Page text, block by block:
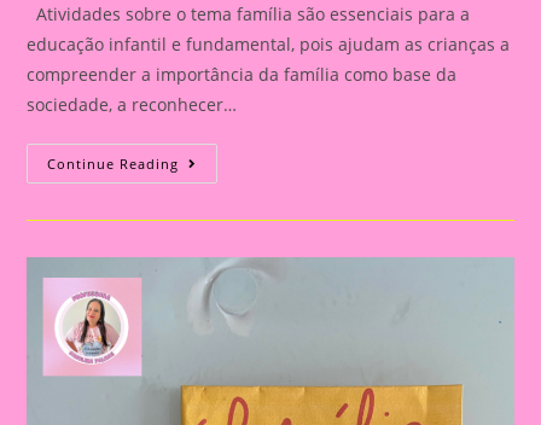
Atividades sobre o tema família são essenciais para a
educação infantil e fundamental, pois ajudam as crianças a
compreender a importância da família como base da
sociedade, a reconhecer…
Continue Reading Atividade
Com